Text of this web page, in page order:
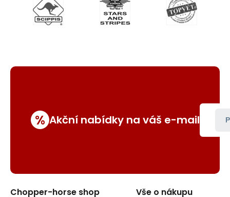
% Akční nabídky na váš e-mail
Chopper-horse shop Vše o nákupu